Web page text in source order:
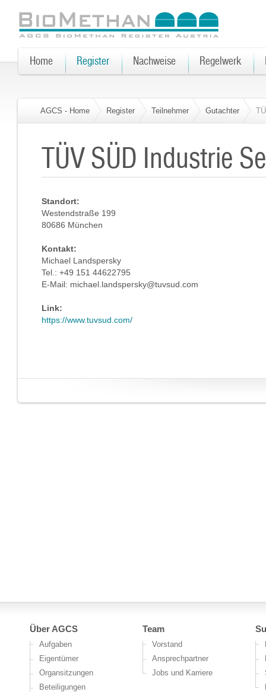
AGCS - Home Register Teilnehmer Gutachter
TÜV SÜD Industrie
Standort:
Westendstraße 199
80686 München
Kontakt:
Michael Landspersky
Tel.: +49 151 44622795
E-Mail: michael.landspersky@tuvsud.com
Link:
https://www.tuvsud.com/
Home Register Nachweise Regelwerk
Über AGCS
Aufgaben
Eigentümer
Organsitzungen
Beteiligungen
Team
Vorstand
Ansprechpartner
Jobs und Karriere